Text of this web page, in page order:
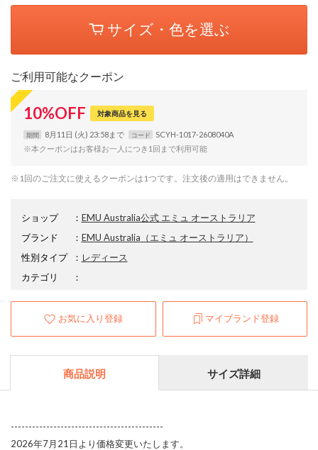
サイズ・色を選ぶ
ご利用可能なクーポン
10%OFF 対象商品を見る
期間 8月11日 (火) 23:58まで コード
SCYH-1017-2608040A
※本クーポンはお客様お一人につき1回まで利用可能
※1回のご注文に使えるクーポンは1つです。注文後の適用はできません。
ショップ ： EMU Australia公式 エミュ オーストラリア
ブランド
： EMU Australia （エミュ オーストラリア）
性別タイプ
： レディース
カテゴリ
：
お気に入り登録 マイブランド登録
商品説明 サイズ詳細
-------------------------------------------
2026年7月21日より価格変更いたします。